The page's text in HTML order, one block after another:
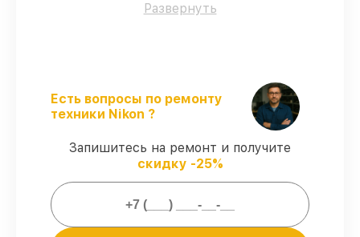
проверенные специалисты с опытом и
сертификацией.
Точное соблюдение сроков
–
гарантируем завершение работ без
задержек.
Подтвержденная гарантия
обслуживаем цифровых биноклей всегда
со строгим соблюдением гарантийных
обязательств.
Развернуть
Есть вопросы по ремонту
техники Nikon ?
Запишитесь на ремонт и получите
скидку -25%